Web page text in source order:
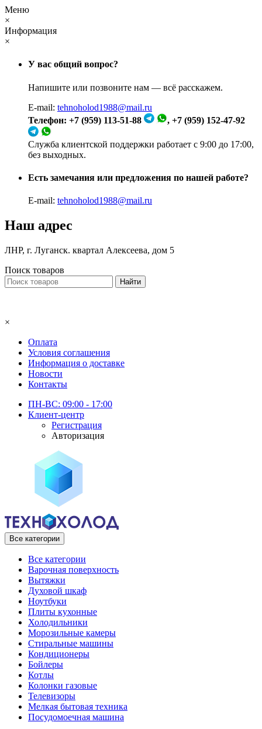
Меню
×
Информация
×
У вас общий вопрос?
Напишите или позвоните нам — всё расскажем.
E-mail: tehnoholod1988@mail.ru
Телефон: +7 (959) 113-51-88
, +7 (959) 152-47-92
Служба клиентской поддержки работает с 9:00 до 17:00,
без выходных.
Есть замечания или предложения по нашей работе?
E-mail: tehnoholod1988@mail.ru
Наш адрес
ЛНР, г. Луганск. квартал Алексеева, дом 5
Поиск товаров
×
Оплата
Условия соглашения
Информация о доставке
Новости
Контакты
ПН-ВС: 09:00 - 17:00
Клиент-центр
Регистрация
Авторизация
Все категории
Все категории
Варочная поверхность
Вытяжки
Духовой шкаф
Ноутбуки
Плиты кухонные
Холодильники
Морозильные камеры
Стиральные машины
Кондиционеры
Бойлеры
Котлы
Колонки газовые
Телевизоры
Мелкая бытовая техника
Посудомоечная машина